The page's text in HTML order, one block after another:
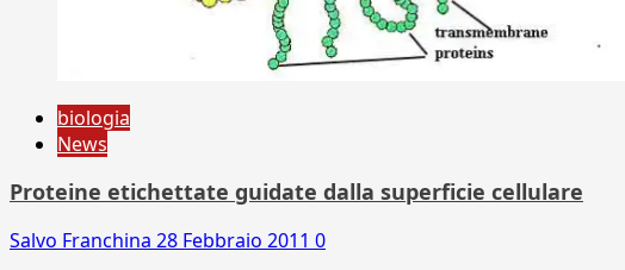
biologia
News
Proteine etichettate guidate dalla superficie cellulare
Salvo Franchina 28 Febbraio 2011 0